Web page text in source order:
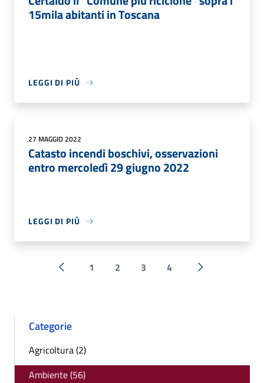
15mila abitanti in Toscana
LEGGI DI PIÙ
27 MAGGIO 2022
Catasto incendi boschivi, osservazioni
entro mercoledì 29 giugno 2022
LEGGI DI PIÙ
« Precedente
1 2 3 4 Successiva »
Categorie
Agricoltura (2)
Ambiente (56)